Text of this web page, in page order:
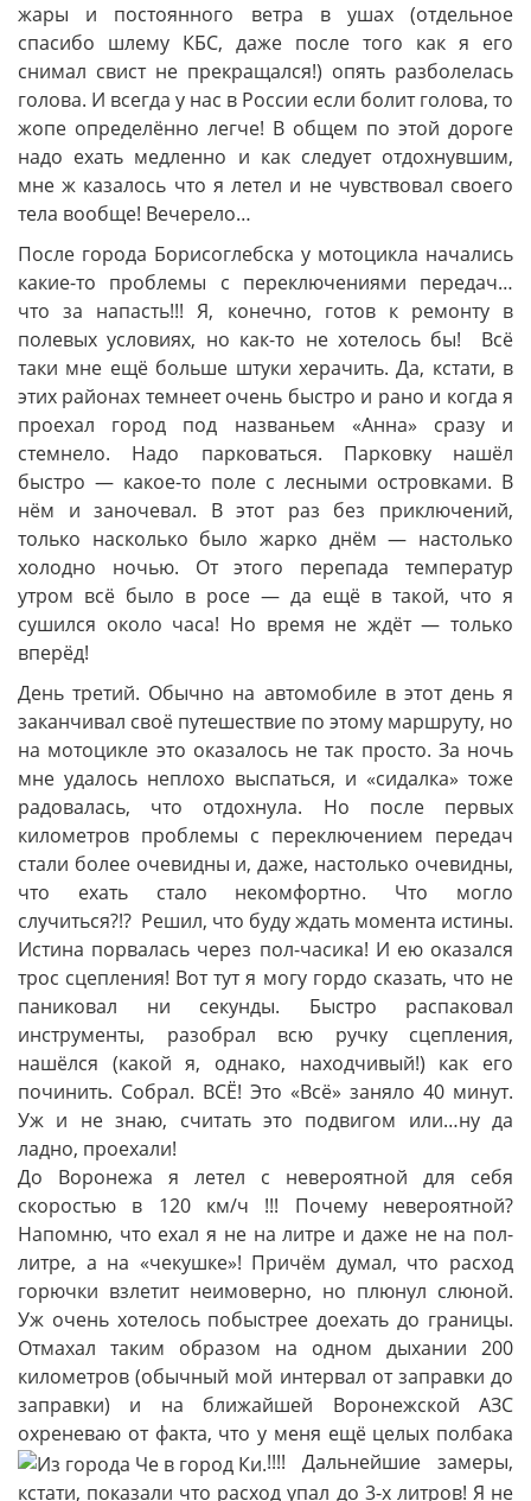
жары и постоянного ветра в ушах (отдельное
спасибо шлему КБС, даже после того как я его
снимал свист не прекращался!) опять разболелась
голова. И всегда у нас в России если болит голова, то
жопе определённо легче! В общем по этой дороге
надо ехать медленно и как следует отдохнувшим,
мне ж казалось что я летел и не чувствовал своего
тела вообще! Вечерело…
После города Борисоглебска у мотоцикла начались
какие-то проблемы с переключениями передач…
что за напасть!!! Я, конечно, готов к ремонту в
полевых условиях, но как-то не хотелось бы! Всё
таки мне ещё больше штуки херачить. Да, кстати, в
этих районах темнеет очень быстро и рано и когда я
проехал город под названьем «Анна» сразу и
стемнело. Надо парковаться. Парковку нашёл
быстро — какое-то поле с лесными островками. В
нём и заночевал. В этот раз без приключений,
только насколько было жарко днём — настолько
холодно ночью. От этого перепада температур
утром всё было в росе — да ещё в такой, что я
сушился около часа! Но время не ждёт — только
вперёд!
День третий. Обычно на автомобиле в этот день я
заканчивал своё путешествие по этому маршруту, но
на мотоцикле это оказалось не так просто. За ночь
мне удалось неплохо выспаться, и «сидалка» тоже
радовалась, что отдохнула. Но после первых
километров проблемы с переключением передач
стали более очевидны и, даже, настолько очевидны,
что ехать стало некомфортно. Что могло
случиться?!? Решил, что буду ждать момента истины.
Истина порвалась через пол-часика! И ею оказался
трос сцепления! Вот тут я могу гордо сказать, что не
паниковал ни секунды. Быстро распаковал
инструменты, разобрал всю ручку сцепления,
нашёлся (какой я, однако, находчивый!) как его
починить. Собрал. ВСЁ! Это «Всё» заняло 40 минут.
Уж и не знаю, считать это подвигом или…ну да
ладно, проехали!
До Воронежа я летел с невероятной для себя
скоростью в 120 км/ч !!! Почему невероятной?
Напомню, что ехал я не на литре и даже не на пол-
литре, а на «чекушке»! Причём думал, что расход
горючки взлетит неимоверно, но плюнул слюной.
Уж очень хотелось побыстрее доехать до границы.
Отмахал таким образом на одном дыхании 200
километров (обычный мой интервал от заправки до
заправки) и на ближайшей Воронежской АЗС
охреневаю от факта, что у меня ещё целых полбака
!!!! Дальнейшие замеры,
кстати, показали что расход упал до 3-х литров! Я не